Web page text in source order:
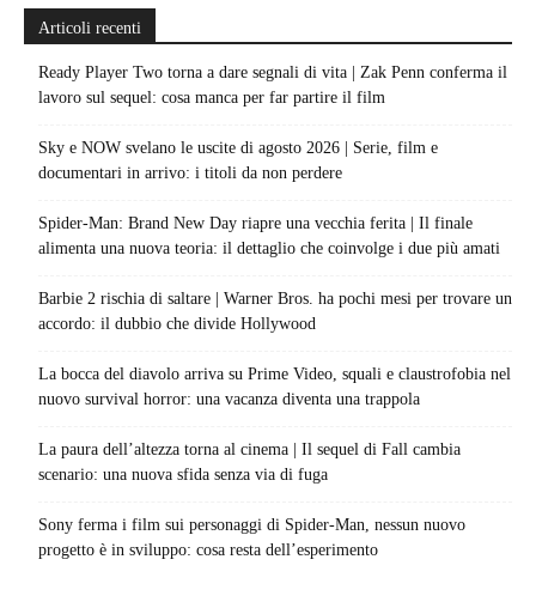
Articoli recenti
Ready Player Two torna a dare segnali di vita | Zak Penn conferma il
lavoro sul sequel: cosa manca per far partire il film
Sky e NOW svelano le uscite di agosto 2026 | Serie, film e
documentari in arrivo: i titoli da non perdere
Spider-Man: Brand New Day riapre una vecchia ferita | Il finale
alimenta una nuova teoria: il dettaglio che coinvolge i due più amati
Barbie 2 rischia di saltare | Warner Bros. ha pochi mesi per trovare un
accordo: il dubbio che divide Hollywood
La bocca del diavolo arriva su Prime Video, squali e claustrofobia nel
nuovo survival horror: una vacanza diventa una trappola
La paura dell’altezza torna al cinema | Il sequel di Fall cambia
scenario: una nuova sfida senza via di fuga
Sony ferma i film sui personaggi di Spider-Man, nessun nuovo
progetto è in sviluppo: cosa resta dell’esperimento